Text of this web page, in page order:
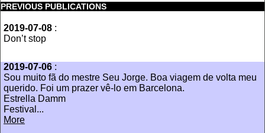
PREVIOUS PUBLICATIONS
2019-07-08 :
‪Don’t stop
2019-07-06 :
Sou muito fã do mestre Seu Jorge. Boa viagem de volta meu
querido. Foi um prazer vê-lo em Barcelona.
Estrella Damm
Festival...
More